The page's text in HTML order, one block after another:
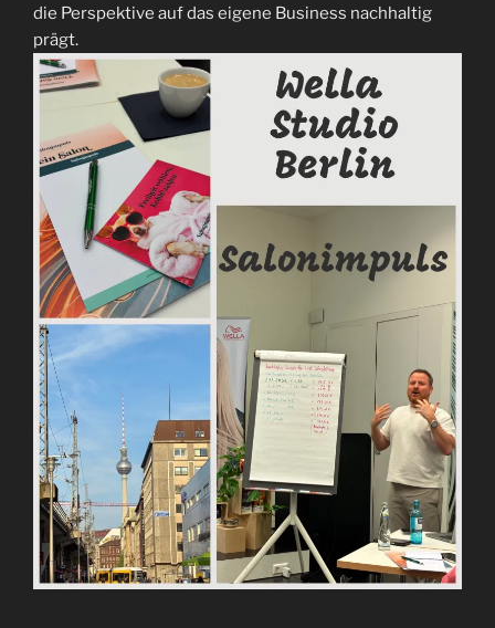
die Perspektive auf das eigene Business nachhaltig
prägt.